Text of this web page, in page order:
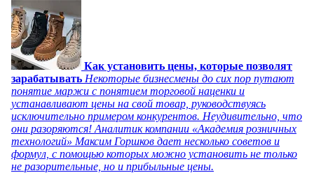
Как установить цены, которые позволят
зарабатывать Некоторые бизнесмены до сих пор путают
понятие маржи с понятием торговой наценки и
устанавливают цены на свой товар, руководствуясь
исключительно примером конкурентов. Неудивительно, что
они разоряются! Аналитик компании «Академия розничных
технологий» Максим Горшков дает несколько советов и
формул, с помощью которых можно установить не только
не разорительные, но и прибыльные цены.